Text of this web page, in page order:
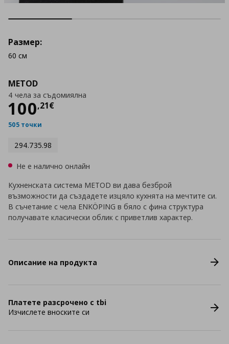
METOD
4 чела за съдомиялна
100,21€
Цена
505 точки
294.735.98
Размер:
60 см
Не е налично онлайн
Кухненската система METOD ви дава безброй
възможности да създадете изцяло кухнята на мечтите си.
В съчетание с чела ENKÖPING в бяло с фина структура
получавате класически облик с приветлив характер.
Описание на продукта
Платете разсрочено с tbi
Изчислете вноските си